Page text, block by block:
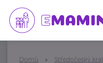
Domů Středočeský kraj